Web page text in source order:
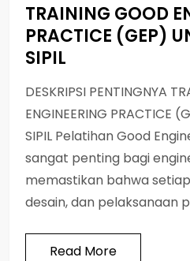
TRAINING GOOD
PRACTICE (GEP)
SIPIL
DESKRIPSI PENTINGNYA
ENGINEERING PRACTICE
SIPIL Pelatihan Good
sangat penting bagi
memastikan bahwa
desain, dan pelaksanaan
Read More